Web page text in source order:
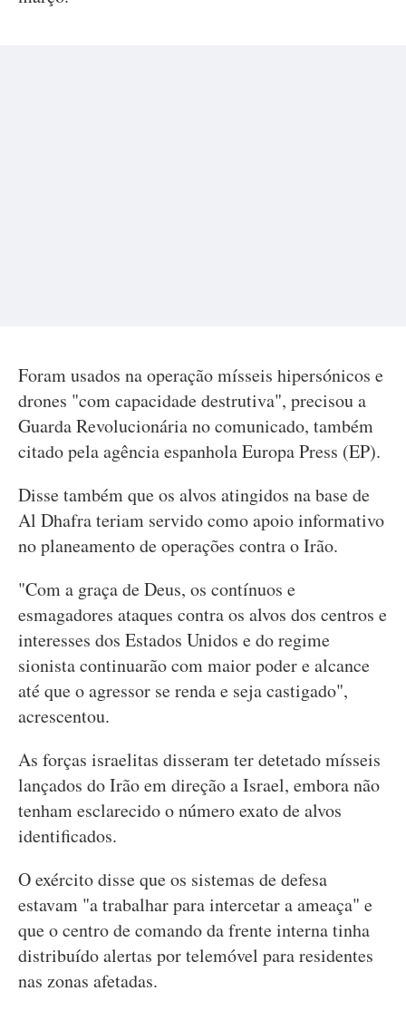
Foram usados na operação mísseis hipersónicos e
drones "com capacidade destrutiva", precisou a
Guarda Revolucionária no comunicado, também
citado pela agência espanhola Europa Press (EP).
Disse também que os alvos atingidos na base de
Al Dhafra teriam servido como apoio informativo
no planeamento de operações contra o Irão.
"Com a graça de Deus, os contínuos e
esmagadores ataques contra os alvos dos centros e
interesses dos Estados Unidos e do regime
sionista continuarão com maior poder e alcance
até que o agressor se renda e seja castigado",
acrescentou.
As forças israelitas disseram ter detetado mísseis
lançados do Irão em direção a Israel, embora não
tenham esclarecido o número exato de alvos
identificados.
O exército disse que os sistemas de defesa
estavam "a trabalhar para intercetar a ameaça" e
que o centro de comando da frente interna tinha
distribuído alertas por telemóvel para residentes
nas zonas afetadas.